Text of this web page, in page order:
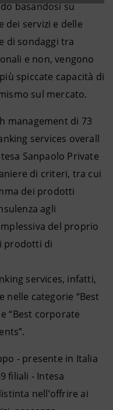
basandosi su
dei servizi e delle
sondaggi tra
e non, vengono
spiccate capacità di
sul mercato.
management di 73
services overall
Sanpaolo Private
di criteri, tra cui
dei prodotti
agli
del proprio
prodotti di
services, infatti,
nelle categorie “Best
“Best corporate
- presente in Italia
filiali - Intesa
nell’offrire ai